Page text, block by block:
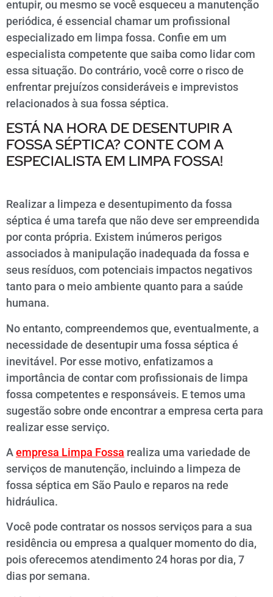
entupir, ou mesmo se você esqueceu a manutenção
periódica, é essencial chamar um profissional
especializado em limpa fossa. Confie em um
especialista competente que saiba como lidar com
essa situação. Do contrário, você corre o risco de
enfrentar prejuízos consideráveis e imprevistos
relacionados à sua fossa séptica.
ESTÁ NA HORA DE DESENTUPIR A
FOSSA SÉPTICA? CONTE COM A
ESPECIALISTA EM LIMPA FOSSA!
Realizar a limpeza e desentupimento da fossa
séptica é uma tarefa que não deve ser empreendida
por conta própria. Existem inúmeros perigos
associados à manipulação inadequada da fossa e
seus resíduos, com potenciais impactos negativos
tanto para o meio ambiente quanto para a saúde
humana.
No entanto, compreendemos que, eventualmente, a
necessidade de desentupir uma fossa séptica é
inevitável. Por esse motivo, enfatizamos a
importância de contar com profissionais de limpa
fossa competentes e responsáveis. E temos uma
sugestão sobre onde encontrar a empresa certa para
realizar esse serviço.
Aempresa Limpa Fossa realiza uma variedade de
serviços de manutenção, incluindo a limpeza de
fossa séptica em São Paulo e reparos na rede
hidráulica.
Você pode contratar os nossos serviços para a sua
residência ou empresa a qualquer momento do dia,
pois oferecemos atendimento 24 horas por dia, 7
dias por semana.